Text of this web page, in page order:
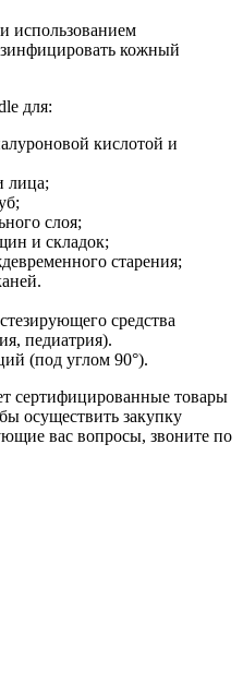
использованием
кожный
для:
кислотой и
лица;
слоя;
и складок;
старения;
средства
педиатрия).
(под углом 90°).
сертифицированные товары
осуществить закупку
вас вопросы, звоните по